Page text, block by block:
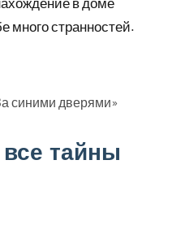
много странностей.
синими дверями»
тайны